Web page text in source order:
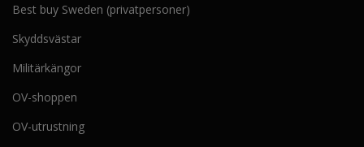
Best buy Sweden (privatpersoner)
Skyddsvästar
Militärkängor
OV-shoppen
OV-utrustning